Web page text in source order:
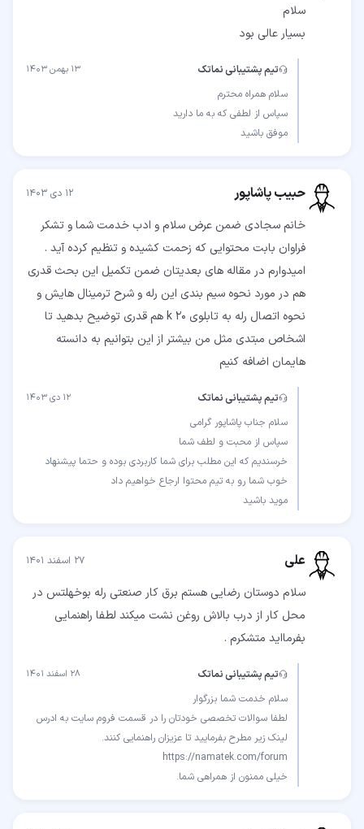
بسیار عالی بود
تیم پشتیبانی نماتک ۱۳ بهمن ۱۴۰۳
موفق باشید
حبیب پاشاپور ۱۲ دی ۱۴۰۳
خانم سجادی ضمن عرض سلام و ادب خدمت شما و تشکر
فراوان بابت محتوایی که زحمت کشیده و تنظیم کرده آید .
امیدوارم در مقاله های بعدیتان ضمن تکمیل این بحث قدری
هم در مورد نحوه سیم بندی این رله و شرح ترمینال هایش و
نحوه اتصال رله به تابلوی 20 k هم قدری توضیح بدهید تا
اشخاص مبتدی مثل من بیشتر از این بتوانیم به دانسته
هایمان اضافه کنیم
تیم پشتیبانی نماتک ۱۲ دی ۱۴۰۳
خرسندیم که این مطلب برای شما کاربردی بوده و حتما پیشنهاد
موید باشید
علی ۲۷ اسفند ۱۴۰۱
سلام دوستان رضایی هستم برق کار صنعتی رله بوخهلتس در
محل کار از درب بالاش روغن نشت میکند لطفا راهنمایی
بفرمااید متشکرم .
تیم پشتیبانی نماتک ۲۸ اسفند ۱۴۰۱
لطفا سوالات تخصصی خودتان را در قسمت فروم سایت به ادرس
خیلی ممنون از همراهی شما.